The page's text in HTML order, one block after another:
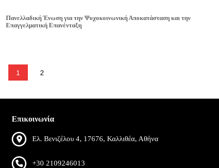
Πανελλαδική Ένωση για την Ψυχοκοινωνική Αποκατάσταση και την
Επαγγελματική Επανένταξη
1 2
Επικοινωνία
Ελ. Βενιζέλου 4, 17676, Καλλιθέα, Αθήνα
+30 2109246013